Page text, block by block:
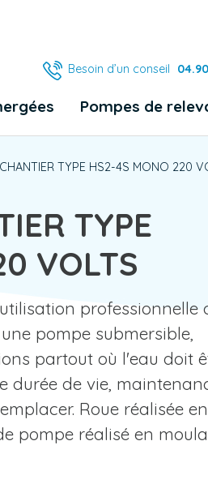
Besoin d’un conseil
Pompes de
TYPE HS2-4S MONO 220
TYPE
VOLTS
professionnelle
pompe submersible,
partout où l'eau doit
durée de vie,
Roue réalisée en
pompe réalisé en